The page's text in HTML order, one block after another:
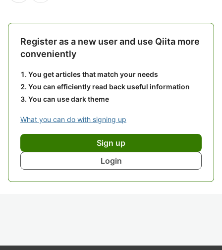
Register as a new user and use Qiita more
conveniently
You get articles that match your needs
You can efficiently read back useful information
You can use dark theme
What you can do with signing up
Sign up
Login